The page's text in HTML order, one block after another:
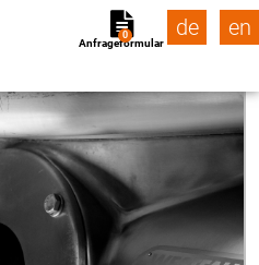
Anfrageformular
0 de en